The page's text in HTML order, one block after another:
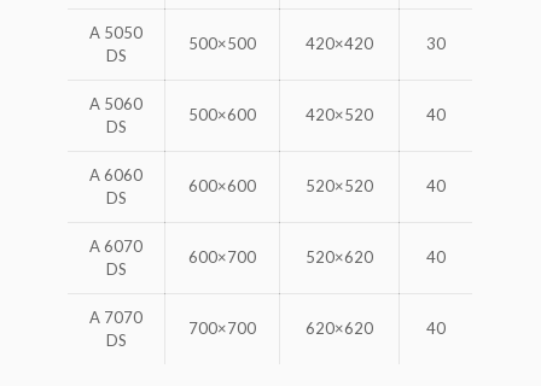
A 5050
DS
500×500 420×420 30
A 5060
DS
500×600 420×520 40
A 6060
DS
600×600 520×520 40
A 6070
DS
600×700 520×620 40
A 7070
DS
700×700 620×620 40